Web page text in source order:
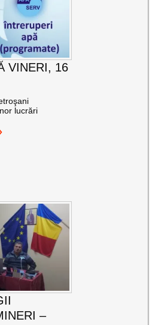
VINERI, 16
lucrări
–